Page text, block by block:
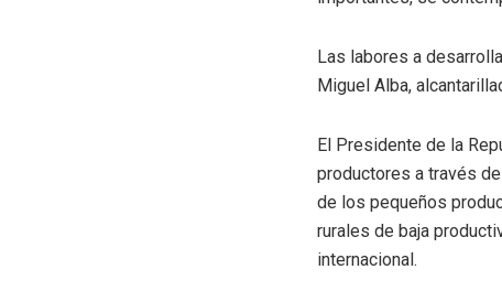
Las labores a
Miguel Alba,
El Presidente de la
productores a través
de los pequeños
rurales de baja
internacional.